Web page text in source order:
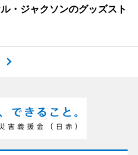
・ジャクソンのグッズスト